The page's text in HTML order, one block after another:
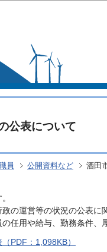
公表について
員 公開資料など 酒田
の運営等の状況の公表
任用や給与、勤務条件、
PDF：1,098KB）